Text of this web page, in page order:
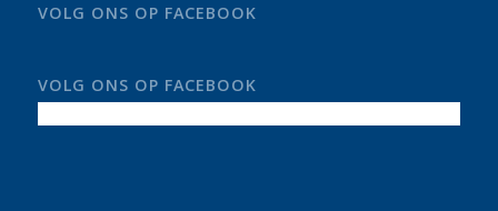
VOLG ONS OP FACEBOOK
VOLG ONS OP FACEBOOK